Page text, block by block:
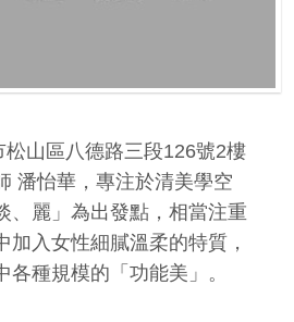
山區八德路三段126號2樓
潘怡華，專注於清美學空
、麗」為出發點，相當注重
加入女性細膩溫柔的特質，
種規模的「功能美」。